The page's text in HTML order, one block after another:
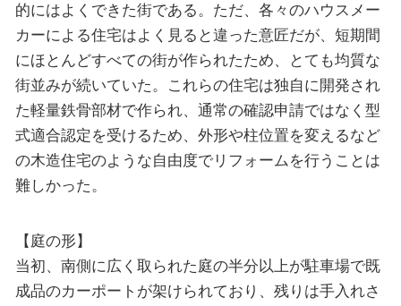
的にはよくできた街である。ただ、各々のハウスメー
カーによる住宅はよく見ると違った意匠だが、短期間
にほとんどすべての街が作られたため、とても均質な
街並みが続いていた。これらの住宅は独自に開発され
た軽量鉄骨部材で作られ、通常の確認申請ではなく型
式適合認定を受けるため、外形や柱位置を変えるなど
の木造住宅のような自由度でリフォームを行うことは
難しかった。
【庭の形】
当初、南側に広く取られた庭の半分以上が駐車場で既
成品のカーポートが架けられており、残りは手入れさ